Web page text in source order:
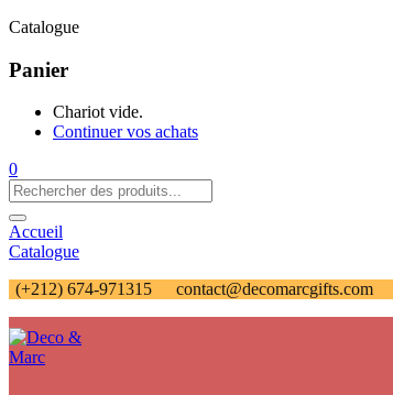
Catalogue
Panier
Chariot vide.
Continuer vos achats
0
Accueil
Catalogue
(+212) 674-971315
contact@decomarcgifts.com